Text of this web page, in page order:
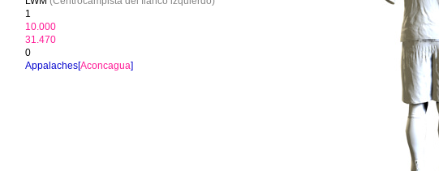
1
10.000
31.470
0
Appalaches[Aconcagua]